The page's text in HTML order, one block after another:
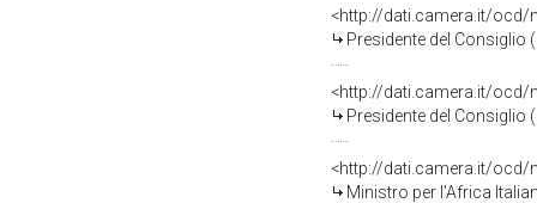
<http://dati.camera.it/ocd/
Presidente del Consiglio
<http://dati.camera.it/ocd/
Presidente del Consiglio
<http://dati.camera.it/ocd/
Ministro per l'Africa